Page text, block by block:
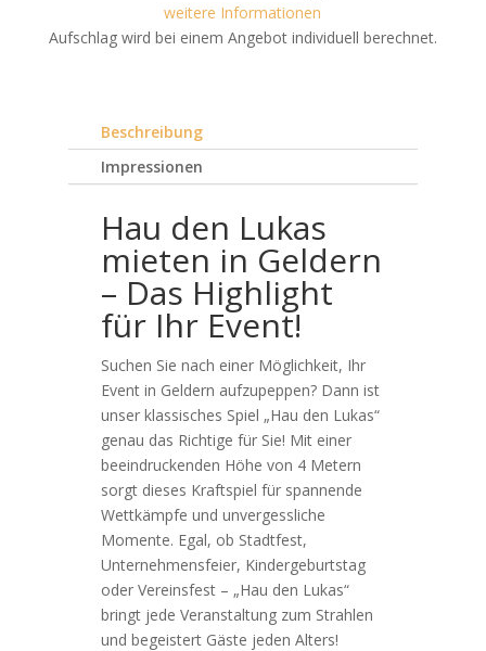
weitere Informationen
Aufschlag wird bei einem Angebot individuell berechnet.
Beschreibung
Impressionen
Hau den Lukas
mieten in Geldern
– Das Highlight
für Ihr Event!
Suchen Sie nach einer Möglichkeit, Ihr
Event in Geldern aufzupeppen? Dann ist
unser klassisches Spiel „Hau den Lukas“
genau das Richtige für Sie! Mit einer
beeindruckenden Höhe von 4 Metern
sorgt dieses Kraftspiel für spannende
Wettkämpfe und unvergessliche
Momente. Egal, ob Stadtfest,
Unternehmensfeier, Kindergeburtstag
oder Vereinsfest – „Hau den Lukas“
bringt jede Veranstaltung zum Strahlen
und begeistert Gäste jeden Alters!